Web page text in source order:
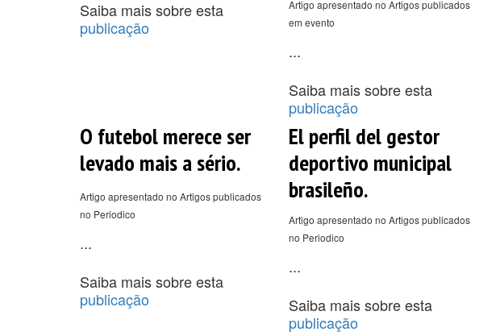
Saiba mais sobre esta
publicação
Artigo apresentado no Artigos publicados
em evento
...
Saiba mais sobre esta
publicação
O futebol merece ser
levado mais a sério.
Artigo apresentado no Artigos publicados
no Periodico
...
Saiba mais sobre esta
publicação
El perfil del gestor
deportivo municipal
brasileño.
Artigo apresentado no Artigos publicados
no Periodico
...
Saiba mais sobre esta
publicação